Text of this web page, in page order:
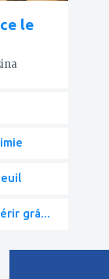
le
grâ...